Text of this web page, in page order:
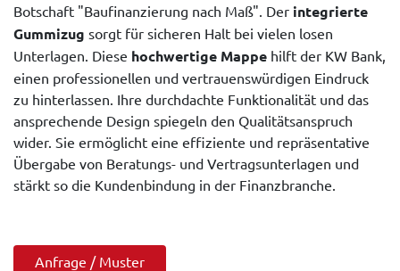
Botschaft "Baufinanzierung nach Maß". Der integrierte
Gummizug sorgt für sicheren Halt bei vielen losen
Unterlagen. Diese hochwertige Mappe hilft der KW Bank,
einen professionellen und vertrauenswürdigen Eindruck
zu hinterlassen. Ihre durchdachte Funktionalität und das
ansprechende Design spiegeln den Qualitätsanspruch
wider. Sie ermöglicht eine effiziente und repräsentative
Übergabe von Beratungs- und Vertragsunterlagen und
stärkt so die Kundenbindung in der Finanzbranche.
Anfrage / Muster